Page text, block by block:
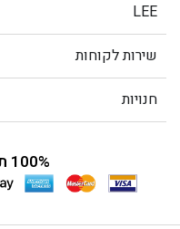
LEE
שירות לקוחות
חנויות
100% תשלום מאובטח